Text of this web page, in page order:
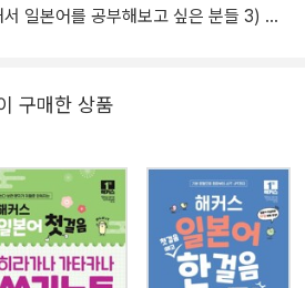
일본어를 공부해보고 싶은 분들 3) 예
습 구성! 1) 일본어를 하나도 모르는 왕
본어의 말문이 트입니다. 2. 쉽게! 그
형으로 말문 트기+문형 탐구+실생활 회
문 트기 일본어에서 가장 기본이 되는 '문
서 반복적으로 따라 말하다 보면, 어느새
구매한 상품